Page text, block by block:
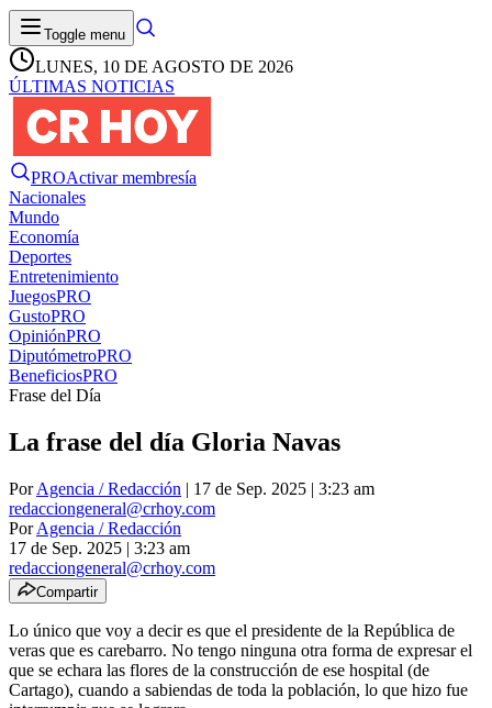
Toggle menu
LUNES, 10 DE AGOSTO DE 2026
ÚLTIMAS NOTICIAS
PROActivar membresía
Nacionales
Mundo
Economía
Deportes
Entretenimiento
JuegosPRO
GustoPRO
OpiniónPRO
DiputómetroPRO
BeneficiosPRO
Frase del Día
La frase del día Gloria Navas
PorAgencia / Redacción | 17 de Sep. 2025 | 3:23 am
redacciongeneral@crhoy.com
PorAgencia / Redacción
17 de Sep. 2025 | 3:23 am
redacciongeneral@crhoy.com
Compartir
Lo único que voy a decir es que el presidente de la República de
veras que es carebarro. No tengo ninguna otra forma de expresar el
que se echara las flores de la construcción de ese hospital (de
Cartago), cuando a sabiendas de toda la población, lo que hizo fue